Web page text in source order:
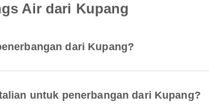
Air dari Kupang
dari Kupang?
untuk penerbangan dari Kupang?